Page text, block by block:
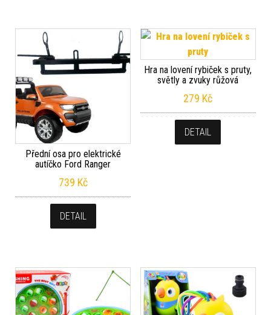
Přední osa pro elektrické
autíčko Ford Ranger
739 Kč
DETAIL
Hra na lovení rybiček s pruty,
světly a zvuky růžová
279 Kč
DETAIL